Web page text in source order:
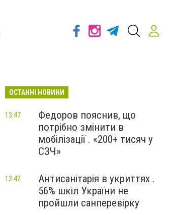
ОСТАННІ НОВИНИ
Федоров пояснив, що
потрібно змінити в
мобілізації . «200+ тисяч у
СЗЧ»
13:47
Антисанітарія в укриттях .
56% шкіл України не
пройшли санперевірку
12:42